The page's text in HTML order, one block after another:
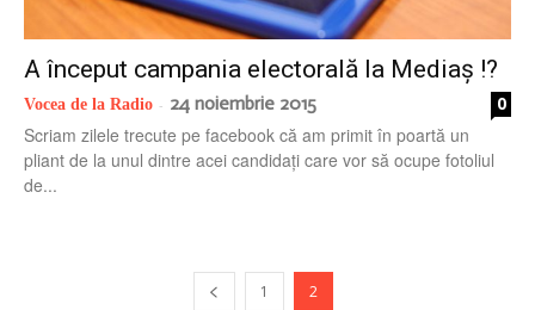
A început campania electorală la Mediaș !?
Vocea de la Radio - 24 noiembrie 2015 0
Scriam zilele trecute pe facebook că am primit în poartă un
pliant de la unul dintre acei candidați care vor să ocupe fotoliul
de...
1 2